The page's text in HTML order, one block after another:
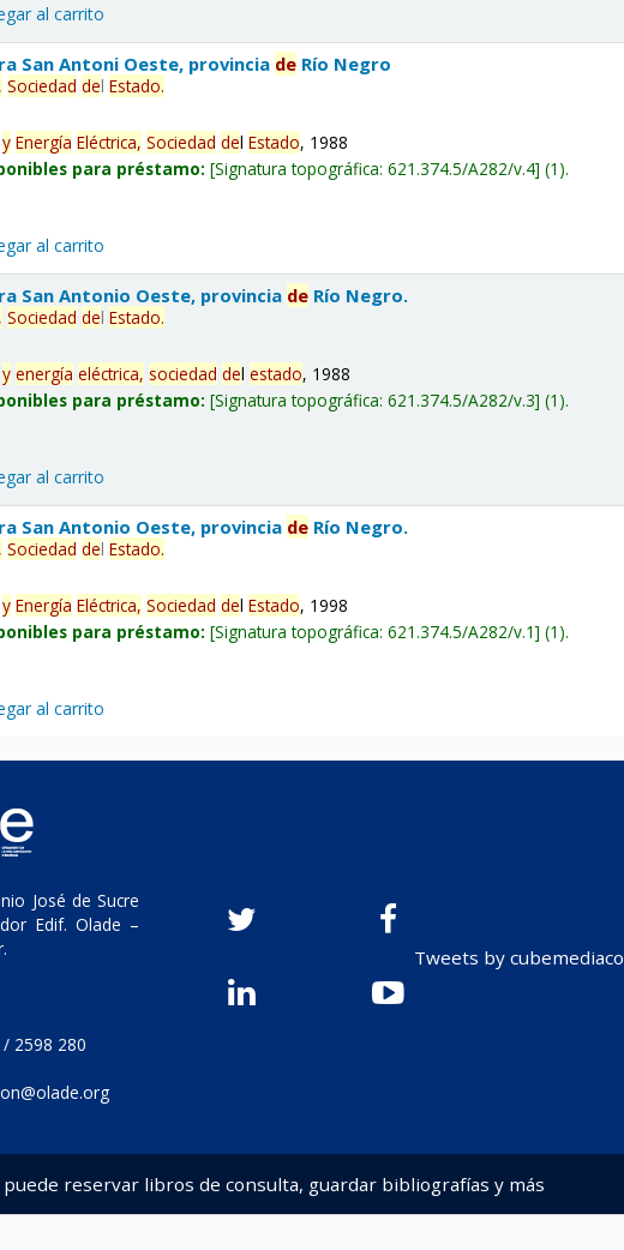
al carrito
San Antoni Oeste, provincia de Río Negro
Sociedad delEstado.
y Energía Eléctrica, Sociedad delEstado, 1988
para préstamo: Signatura topográfica:621.374.5/A282/v.4 (1).
al carrito
San Antonio Oeste, provincia de Río Negro.
Sociedad delEstado.
y energía eléctrica, sociedad delestado, 1988
para préstamo: Signatura topográfica:621.374.5/A282/v.3 (1).
al carrito
San Antonio Oeste, provincia de Río Negro.
Sociedad delEstado.
y Energía Eléctrica, Sociedad delEstado, 1998
para préstamo: Signatura topográfica:621.374.5/A282/v.1 (1).
al carrito
José de Sucre
Edif. Olade –
2598 280
Tweets by cubemediaco
reservar libros de consulta, guardar bibliografías y más